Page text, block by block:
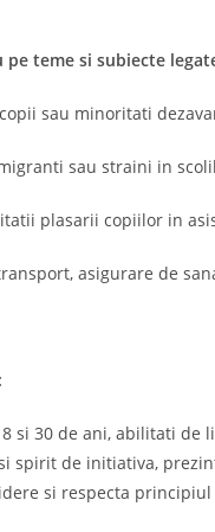
pe teme si subiecte
sau minoritati
sau straini in
plasarii copiilor in
asigurare de
si 30 de ani, abilitati de
spirit de initiativa,
si respecta